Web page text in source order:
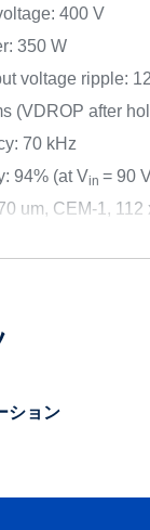
400 V
350 W
voltage ripple:
(VDROP after
70 kHz
94% (at Vin= 90
um, CEM-1, 112
ション